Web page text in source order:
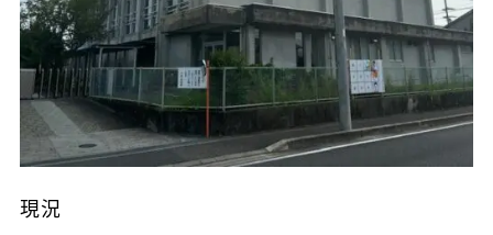
現況